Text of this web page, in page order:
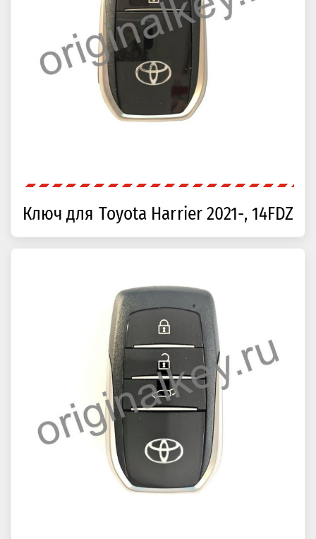
Ключ для Toyota Harrier 2021-, 14FDZ